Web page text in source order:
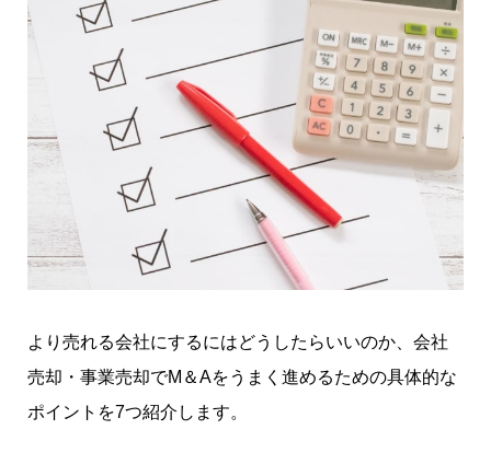
より売れる会社にするにはどうしたらいいのか、会社
売却・事業売却でM＆Aをうまく進めるための具体的な
ポイントを7つ紹介します。